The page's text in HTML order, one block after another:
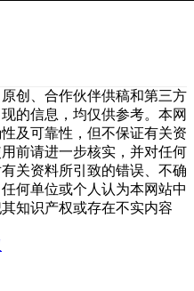
创、合作伙伴供稿和第三方
的信息，均仅供参考。本网
及可靠性，但不保证有关资
前请进一步核实，并对任何
关资料所引致的错误、不确
何单位或个人认为本网站中
知识产权或存在不实内容